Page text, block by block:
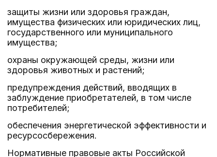
защиты жизни или здоровья граждан,
имущества физических или юридических лиц,
государственного или муниципального
имущества;
охраны окружающей среды, жизни или
здоровья животных и растений;
предупреждения действий, вводящих в
заблуждение приобретателей, в том числе
потребителей;
обеспечения энергетической эффективности и
ресурсосбережения.
Нормативные правовые акты Российской